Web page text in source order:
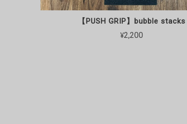
【PUSH GRIP】bubble stacks
¥2,200